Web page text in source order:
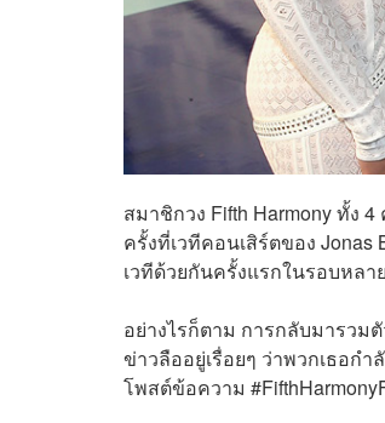
สมาชิกวง Fifth Harmony ทั้ง
ครั้งที่เวทีคอนเสิร์ตของ
เวทีด้วยกันครั้งแรกในรอบหล
อย่างไรก็ตาม การกลับมารวม
ข่าวลืออยู่เรื่อยๆ ว่าพวกเธอก
โพสต์ข้อความ